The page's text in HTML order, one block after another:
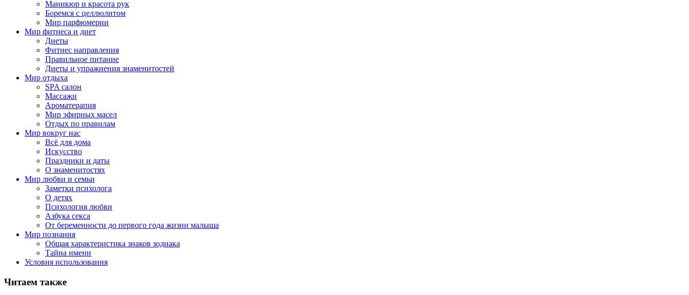
Маникюр и красота рук
Боремся с целлюлитом
Мир парфюмерии
Мир фитнеса и диет
Диеты
Фитнес направления
Правильное питание
Диеты и упражнения знаменитостей
Мир отдыха
SPA салон
Массажи
Ароматерапия
Мир эфирных масел
Отдых по правилам
Мир вокруг нас
Всё для дома
Искусство
Праздники и даты
О знаменитостях
Мир любви и семьи
Заметки психолога
О детях
Психология любви
Азбука секса
От беременности до первого года жизни малыша
Мир познания
Общая характеристика знаков зодиака
Тайна имени
Условия использования
Читаем также